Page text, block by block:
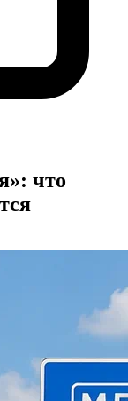
что